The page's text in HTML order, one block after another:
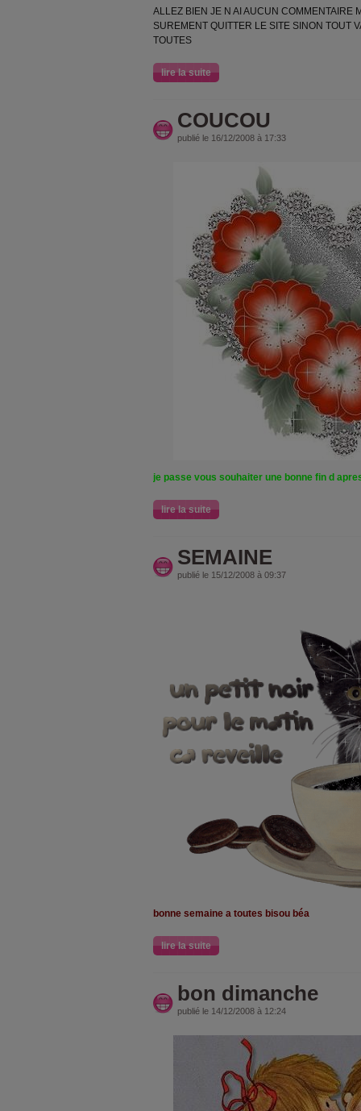
ALLEZ BIEN JE N AI AUCUN COMMENTAIRE
SUREMENT QUITTER LE SITE SINON TOUT
TOUTES
lire la suite
COUCOU
publié le 16/12/2008 à 17:33
je passe vous souhaiter une bonne fin d
lire la suite
SEMAINE
publié le 15/12/2008 à 09:37
bonne semaine a toutes bisou béa
lire la suite
bon dimanche
publié le 14/12/2008 à 12:24